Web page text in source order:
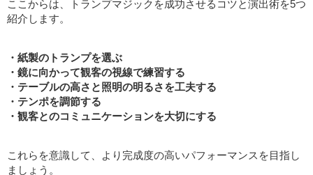
ここからは、トランプマジックを成功させるコツと演出術を5つ
紹介します。
・紙製のトランプを選ぶ
・鏡に向かって観客の視線で練習する
・テーブルの高さと照明の明るさを工夫する
・テンポを調節する
・観客とのコミュニケーションを大切にする
これらを意識して、より完成度の高いパフォーマンスを目指し
ましょう。